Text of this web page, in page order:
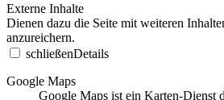
Externe Inhalte
Dienen dazu die Seite mit weiteren
anzureichern.
schließenDetails
Google Maps
Google Maps ist ein Karten-Dienst